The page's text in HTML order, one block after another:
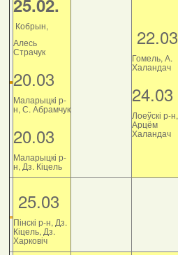
25.02.
Кобрын,
Алесь
Страчук
20.03
Маларыцкі р-
н, С. Абрамчук
20.03
Маларыцкі р-
н, Дз. Кіцель
22.03
Гомель, А.
Халандач
24.03
Лоеўскі р-н,
Арцём
Халандач
25.03
Пінскі р-н, Дз.
Кіцель, Дз.
Харковіч